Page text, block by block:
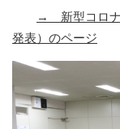
→ 新型コロ
発表）のページ